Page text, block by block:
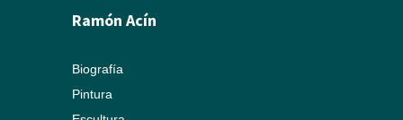
Ramón Acín
Biografía
Pintura